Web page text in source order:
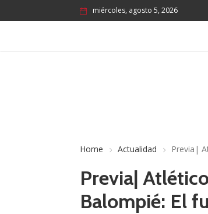
miércoles, agosto 5, 2026
Home Actualidad Previa|
Previa|
Balompié: El